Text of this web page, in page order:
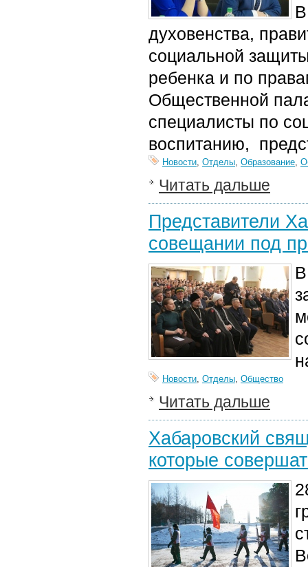
духовенства,
социальной
ребенка и по
Общественной
специалисты по
воспитанию,
Новости, Отделы, Образование,
Читать дальше
Представители
совещании под
Новости, Отделы, Общество
Читать дальше
Хабаровский
которые